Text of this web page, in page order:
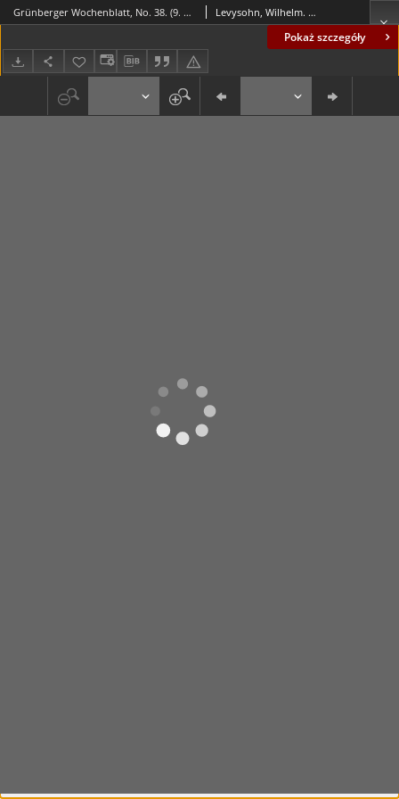
Pokaż szczegóły
Grünberger Wochenblatt, No. 38. (9. Mai 1844) Levysohn, Wilhelm. Red.